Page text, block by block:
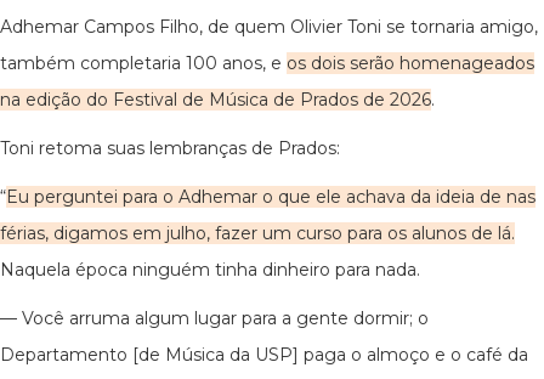
Adhemar Campos Filho, de quem Olivier Toni se tornaria amigo,
também completaria 100 anos, e os dois serão homenageados
na edição do Festival de Música de Prados de 2026.
Toni retoma suas lembranças de Prados:
“Eu perguntei para o Adhemar o que ele achava da ideia de nas
férias, digamos em julho, fazer um curso para os alunos de lá.
Naquela época ninguém tinha dinheiro para nada.
— Você arruma algum lugar para a gente dormir; o
Departamento [de Música da USP] paga o almoço e o café da